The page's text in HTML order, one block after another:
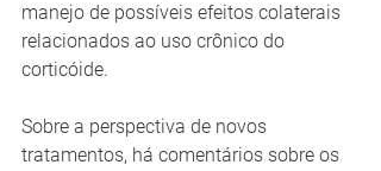
manejo de possíveis efeitos colaterais
relacionados ao uso crônico do
corticóide.
Sobre a perspectiva de novos
tratamentos, há comentários sobre os